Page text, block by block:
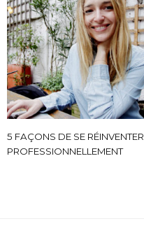
5 FAÇONS DE SE RÉINVENTER
PROFESSIONNELLEMENT